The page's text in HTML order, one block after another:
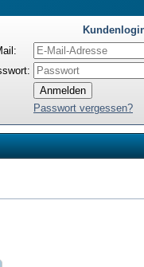
Passwort vergessen?